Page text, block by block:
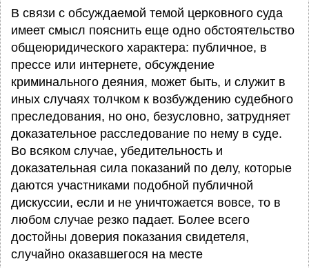
В связи с обсуждаемой темой церковного суда
имеет смысл пояснить еще одно обстоятельство
общеюридического характера: публичное, в
прессе или интернете, обсуждение
криминального деяния, может быть, и служит в
иных случаях толчком к возбуждению судебного
преследования, но оно, безусловно, затрудняет
доказательное расследование по нему в суде.
Во всяком случае, убедительность и
доказательная сила показаний по делу, которые
даются участниками подобной публичной
дискуссии, если и не уничтожается вовсе, то в
любом случае резко падает. Более всего
достойны доверия показания свидетеля,
случайно оказавшегося на месте